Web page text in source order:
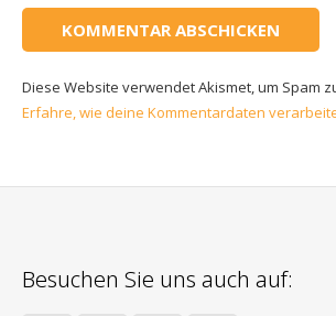
Diese Website verwendet Akismet, um Spam
Erfahre, wie deine Kommentardaten
Besuchen Sie uns auch auf: